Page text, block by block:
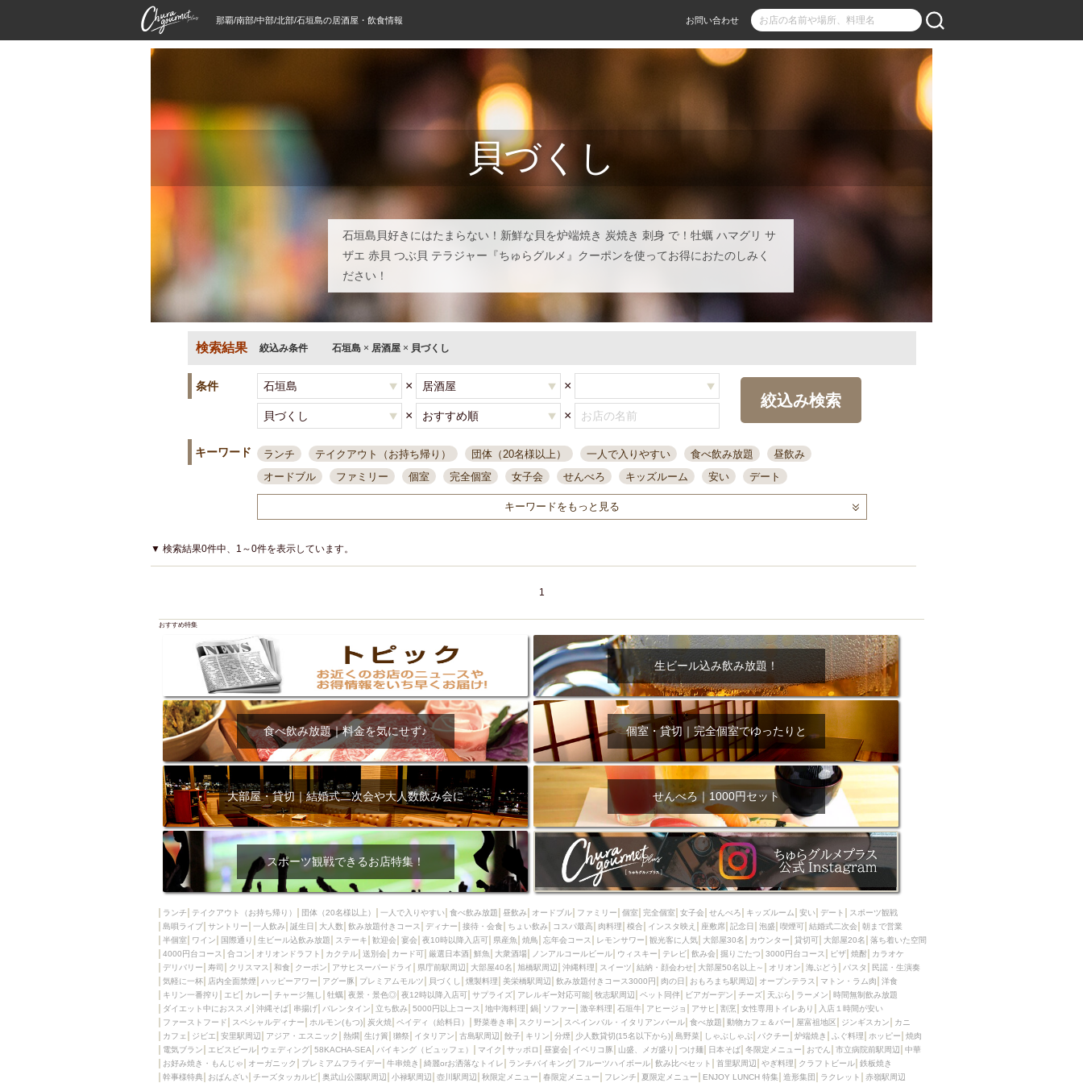
那覇/南部/中部/北部/石垣島の居酒屋・飲食情報 お問い合わせ
貝づくし
石垣島貝好きにはたまらない！新鮮な貝を炉端焼き 炭焼き 刺身 で！牡蠣 ハマグリ サ
ザエ 赤貝 つぶ貝 テラジャー『ちゅらグルメ』クーポンを使ってお得におたのしみく
ださい！
検索結果 絞込み条件 石垣島 × 居酒屋 × 貝づくし
条件 × ×
× ×
絞込み検索
キーワード ランチ テイクアウト（お持ち帰り） 団体（20名様以上） 一人で入りやすい 食べ飲み放題
昼飲み
オードブル
ファミリー 個室 完全個室 女子会 せんべろ キッズルーム 安い
デート
一人飲み 誕生日 大人数
接待・会食
ちょい飲み コスパ最高 肉料理 模合 インスタ映え 座敷席 記念日 泡盛
喫煙可
結婚式二次会
夜10時以降入店可
県産魚 焼鳥 忘年会コース レモンサワー 観光客に人気 大部屋30名
カウンター
4000円台コース
デリバリー 寿司 クリスマス 和食
クーポン
アサヒスーパードライ
県庁前駅周辺 旭橋駅周辺 沖縄料理 スイーツ
結納・顔会わせ
大部屋50名以上～
オリオン 海ぶどう 民謡・生演奏 気軽に一杯
店内全面禁煙
ハッピーアワー
アグー豚 プレミアムモルツ 貝づくし 燻製料理
美栄橋駅周辺
飲み放題付きコース3000円
肉の日 おもろまち駅周辺 オープンテラス マトン・ラム肉
洋食
キリン一番搾り
エビ カレー チャージ無し 牡蠣 夜景・景色◎ 夜12時以降入店可
サプライズ
アレルギー対応可能
牧志駅周辺 ペット同伴 ビアガーデン 天ぷら
時間無制飲み放題
ダイエット中におススメ
沖縄そば 串揚げ バレンタイン 立ち飲み 5000円以上コース 地中海料理
鍋
ソファー
激辛料理 石垣牛 アヒージョ アサヒ 割烹 女性専用トイレあり
入店１時間が安い
ファーストフード
スペシャルディナー ホルモン(もつ) 炭火焼 ペイディ（給料日）
野菜巻き串
スクリーン
スペインバル・イタリアンバール 食べ放題 動物カフェ＆バー 屋富祖地区
ジンギスカン
カニ
カフェ ジビエ 安里駅周辺 アジア・エスニック 熱燗 生け簀 獺祭 イタリアン
古島駅周辺
分煙 少人数貸切(15名以下から) しゃぶしゃぶ パクチー 炉端焼き
ふぐ料理
ホッピー
焼肉 電気ブラン エビスビール ウェディング 58KACHA-SEA
バイキング（ビュッフェ）
マイク
サッポロ 昼宴会 イベリコ豚 山盛、メガ盛り つけ麺 日本そば 冬限定メニュー
おでん
市立病院前駅周辺
中華 お好み焼き・もんじゃ オーガニック プレミアムフライデー
牛串焼き
綺麗orお洒落なトイレ
ランチバイキング フルーツハイボール 飲み比べセット 首里駅周辺
やぎ料理
クラフトビール
鉄板焼き 幹事様特典 おばんざい チーズタッカルビ 奥武山公園駅周辺
小禄駅周辺
壺川駅周辺
秋限定メニュー 春限定メニュー フレンチ 夏限定メニュー ENJOY LUNCH 特集
造形集団
ラクレット
赤嶺駅周辺 シードル 那覇空港駅周辺 儀保駅周辺
キーワードをもっと見る
▼ 検索結果0件中、1～0件を表示しています。
1
おすすめ特集
生ビール込み飲み放題！
食べ飲み放題｜料金を気にせず♪ 個室・貸切｜完全個室でゆったりと
大部屋・貸切｜結婚式二次会や大人数飲み会に せんべろ｜1000円セット
スポーツ観戦できるお店特集！
ランチ テイクアウト（お持ち帰り） 団体（20名様以上） 一人で入りやすい 食べ飲み放題 昼飲み オードブル ファミリー 個室 完全個室 女子会 せんべろ キッズルーム 安い デート
スポーツ観戦
島唄ライブ サントリー 一人飲み 誕生日 大人数 飲み放題付きコース ディナー 接待・会食 ちょい飲み コスパ最高 肉料理 模合 インスタ映え 座敷席 記念日 泡盛 喫煙可 結婚式二次会 朝まで営業
半個室
ワイン 国際通り 生ビール込飲み放題 ステーキ 歓迎会 宴会 夜10時以降入店可 県産魚 焼鳥 忘年会コース レモンサワー 観光客に人気 大部屋30名 カウンター 貸切可 大部屋20名
落ち着いた空間
4000円台コース
合コン オリオンドラフト カクテル 送別会 カード可 厳選日本酒 鮮魚 大衆酒場 ノンアルコールビール ウィスキー テレビ 飲み会 掘りごたつ 3000円台コース ピザ 焼酎
カラオケ
デリバリー
寿司 クリスマス 和食 クーポン アサヒスーパードライ 県庁前駅周辺 大部屋40名 旭橋駅周辺 沖縄料理 スイーツ 結納・顔会わせ 大部屋50名以上～ オリオン 海ぶどう パスタ
民謡・生演奏
気軽に一杯
店内全面禁煙 ハッピーアワー アグー豚 プレミアムモルツ 貝づくし 燻製料理 美栄橋駅周辺 飲み放題付きコース3000円 肉の日 おもろまち駅周辺 オープンテラス マトン・ラム肉
洋食
キリン一番搾り
エビ カレー チャージ無し 牡蠣 夜景・景色◎ 夜12時以降入店可 サプライズ アレルギー対応可能 牧志駅周辺 ペット同伴 ビアガーデン チーズ 天ぷら ラーメン
時間無制飲み放題
ダイエット中におススメ
沖縄そば 串揚げ バレンタイン 立ち飲み 5000円以上コース 地中海料理 鍋 ソファー 激辛料理 石垣牛 アヒージョ アサヒ 割烹 女性専用トイレあり
入店１時間が安い
ファーストフード
スペシャルディナー ホルモン(もつ) 炭火焼 ペイディ（給料日） 野菜巻き串 スクリーン スペインバル・イタリアンバール 食べ放題 動物カフェ＆バー 屋富祖地区 ジンギスカン
カニ
カフェ
ジビエ 安里駅周辺 アジア・エスニック 熱燗 生け簀 獺祭 イタリアン 古島駅周辺 餃子 キリン 分煙 少人数貸切(15名以下から) 島野菜 しゃぶしゃぶ パクチー 炉端焼き ふぐ料理 ホッピー
焼肉
電気ブラン
エビスビール ウェディング 58KACHA-SEA バイキング（ビュッフェ） マイク サッポロ 昼宴会 イベリコ豚 山盛、メガ盛り つけ麺 日本そば 冬限定メニュー おでん 市立病院前駅周辺
中華
お好み焼き・もんじゃ
オーガニック プレミアムフライデー 牛串焼き 綺麗orお洒落なトイレ ランチバイキング フルーツハイボール 飲み比べセット 首里駅周辺 やぎ料理 クラフトビール 鉄板焼き
幹事様特典
おばんざい チーズタッカルビ 奥武山公園駅周辺 小禄駅周辺 壺川駅周辺 秋限定メニュー 春限定メニュー フレンチ 夏限定メニュー ENJOY LUNCH 特集 造形集団 ラクレット 赤嶺駅周辺